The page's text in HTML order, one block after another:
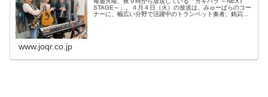
STAGE～」。４月４日（火）の放送は、みゅーぱらのコー
ナーに、幅広い分野で活躍中のトランペット奏者、銘苅盛
www.joqr.co.jp